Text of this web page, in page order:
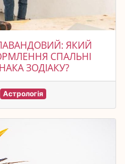
ЯКИЙ
СПАЛЬНІ
ЗОДІАКУ?
Астрологія